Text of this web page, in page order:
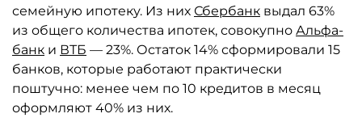
семейную ипотеку. Из них Сбербанк выдал 63%
из общего количества ипотек, совокупно Альфа-
банк и ВТБ — 23%. Остаток 14% сформировали 15
банков, которые работают практически
поштучно: менее чем по 10 кредитов в месяц
оформляют 40% из них.